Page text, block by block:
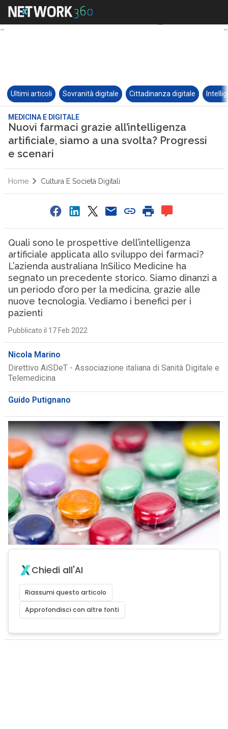
Ultimi articoli Sovranità digitale Cittadinanza digitale
MEDICINA E DIGITALE
Nuovi farmaci grazie all’intelligenza
artificiale, siamo a una svolta? Progressi
e scenari
Home Cultura E Società Digitali
Quali sono le prospettive dell’intelligenza
artificiale applicata allo sviluppo dei farmaci?
L’azienda australiana InSilico Medicine ha
segnato un precedente storico. Siamo dinanzi a
un periodo d’oro per la medicina, grazie alle
nuove tecnologia. Vediamo i benefici per i
pazienti
Pubblicato il 17 Feb 2022
Nicola Marino
Direttivo AiSDeT - Associazione italiana di Sanità Digitale e
Telemedicina
Guido Putignano
Chiedi all'AI
Riassumi questo articolo
Approfondisci con altre fonti